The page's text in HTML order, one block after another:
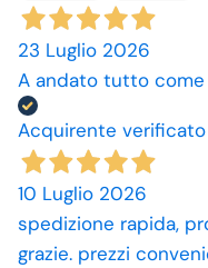
23 Luglio 2026
A andato tutto
Acquirente verificato
10 Luglio 2026
spedizione rapida,
grazie. prezzi